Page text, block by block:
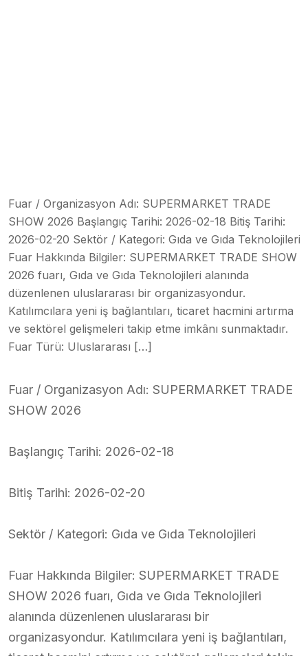
Fuar / Organizasyon Adı: SUPERMARKET TRADE
SHOW 2026 Başlangıç Tarihi: 2026-02-18 Bitiş Tarihi:
2026-02-20 Sektör / Kategori: Gıda ve Gıda Teknolojileri
Fuar Hakkında Bilgiler: SUPERMARKET TRADE SHOW
2026 fuarı, Gıda ve Gıda Teknolojileri alanında
düzenlenen uluslararası bir organizasyondur.
Katılımcılara yeni iş bağlantıları, ticaret hacmini artırma
ve sektörel gelişmeleri takip etme imkânı sunmaktadır.
Fuar Türü: Uluslararası […]
Fuar / Organizasyon Adı: SUPERMARKET TRADE
SHOW 2026
Başlangıç Tarihi: 2026-02-18
Bitiş Tarihi: 2026-02-20
Sektör / Kategori: Gıda ve Gıda Teknolojileri
Fuar Hakkında Bilgiler: SUPERMARKET TRADE
SHOW 2026 fuarı, Gıda ve Gıda Teknolojileri
alanında düzenlenen uluslararası bir
organizasyondur. Katılımcılara yeni iş bağlantıları,